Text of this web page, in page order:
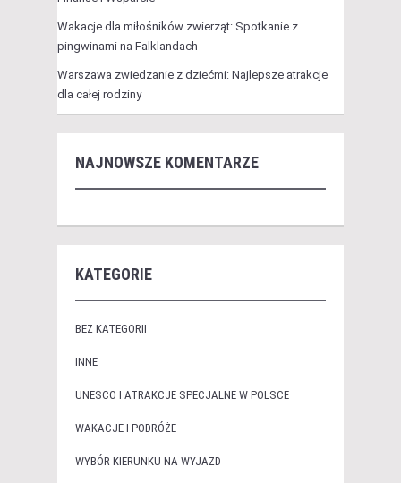
Wakacje dla miłośników zwierząt: Spotkanie z
pingwinami na Falklandach
Warszawa zwiedzanie z dziećmi: Najlepsze atrakcje
dla całej rodziny
NAJNOWSZE KOMENTARZE
KATEGORIE
BEZ KATEGORII
INNE
UNESCO I ATRAKCJE SPECJALNE W POLSCE
WAKACJE I PODRÓŻE
WYBÓR KIERUNKU NA WYJAZD